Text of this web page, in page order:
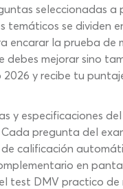
seleccionadas a
temáticos se dividen
encarar la prueba de
debes mejorar sino
y recibe tu
y especificaciones
pregunta del
calificación
en
test DMV practico de